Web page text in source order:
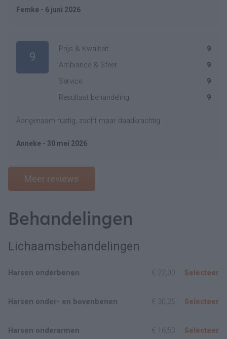
Femke - 6 juni 2026
9
Prijs & Kwaliteit
9
Ambiance & Sfeer
9
Service
9
Resultaat behandeling
9
Aangenaam rustig, zacht maar daadkrachtig.
Anneke - 30 mei 2026
Meer reviews
Behandelingen
Lichaamsbehandelingen
Harsen onderbenen € 22,00 Selecteer
Harsen onder- en bovenbenen € 30,25 Selecteer
Harsen onderarmen € 16,50 Selecteer